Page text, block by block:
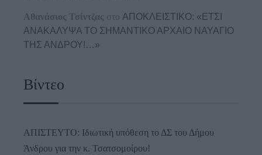
Αθανάσιος Τσίντζας στο ΑΠΟΚΛΕΙΣΤΙΚΟ: «ΕΤΣΙ
ΑΝΑΚΑΛΥΨΑ ΤΟ ΣΗΜΑΝΤΙΚΟ ΑΡΧΑΙΟ ΝΑΥΑΓΙΟ
ΤΗΣ ΑΝΔΡΟΥ!…»
Βίντεο
ΑΠΙΣΤΕΥΤΟ: Ιδιωτική υπόθεση το ΔΣ του Δήμου
Άνδρου για την κ. Τσατσομοίρου!